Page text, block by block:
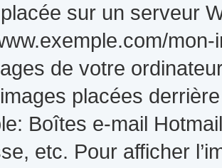
sur un serveur
de votre
placées
Boîtes e-mail
etc. Pour afficher